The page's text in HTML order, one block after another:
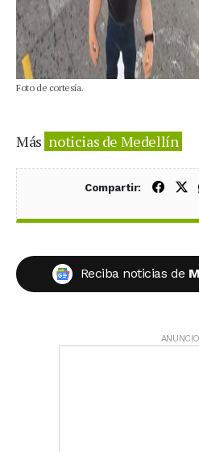
Foto de cortesía.
Más noticias de Medellín
Compartir:
Reciba noticias de
ANUNCIO